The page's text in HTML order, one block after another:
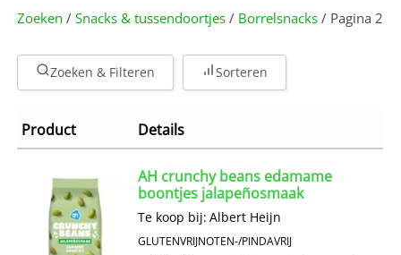
Zoeken /Snacks & tussendoortjes / Borrelsnacks / Pagina 2
Zoeken & Filteren Sorteren
Product Details
AH crunchy beans edamame
boontjes jalapeñosmaak
Te koop bij: Albert Heijn
GLUTENVRIJNOTEN-/PINDAVRIJ